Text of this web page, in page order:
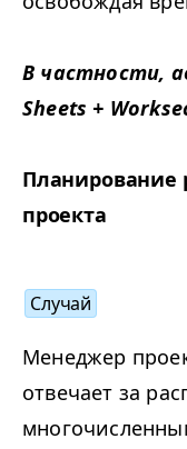
В частности,
Sheets +
Планирование
проекта
Случай
Менеджер
отвечает за